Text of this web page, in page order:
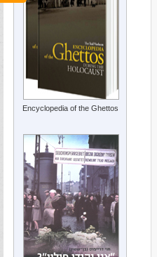
Encyclopedia of the Ghettos